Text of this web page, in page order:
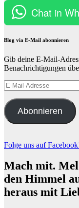
Chat in
Blog via E-Mail abonnieren
Gib deine E-Mail-
Benachrichtigungen
E-
Mail-
Adresse
Abonnieren
Folge uns auf
Mach mit.
den Himmel
heraus mit